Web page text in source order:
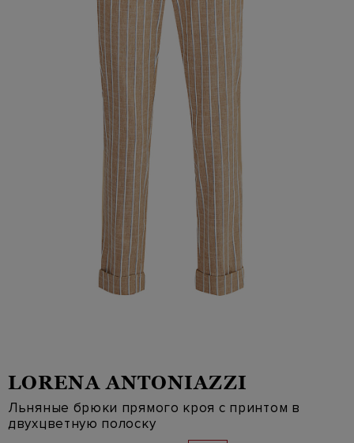
LORENA ANTONIAZZI
Льняные брюки прямого кроя с принтом в
двухцветную полоску